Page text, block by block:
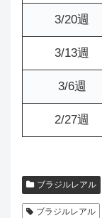
3/20週
3/13週
3/6週
2/27週
ブラジルレアル
ブラジルレアル